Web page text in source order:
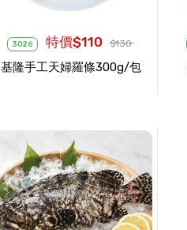
3026 特價$110 $130
基隆手工天婦羅條300g/包